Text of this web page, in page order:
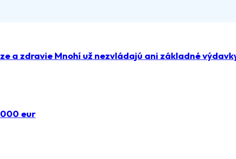
a zdravie Mnohí už nezvládajú ani základné
000 eur